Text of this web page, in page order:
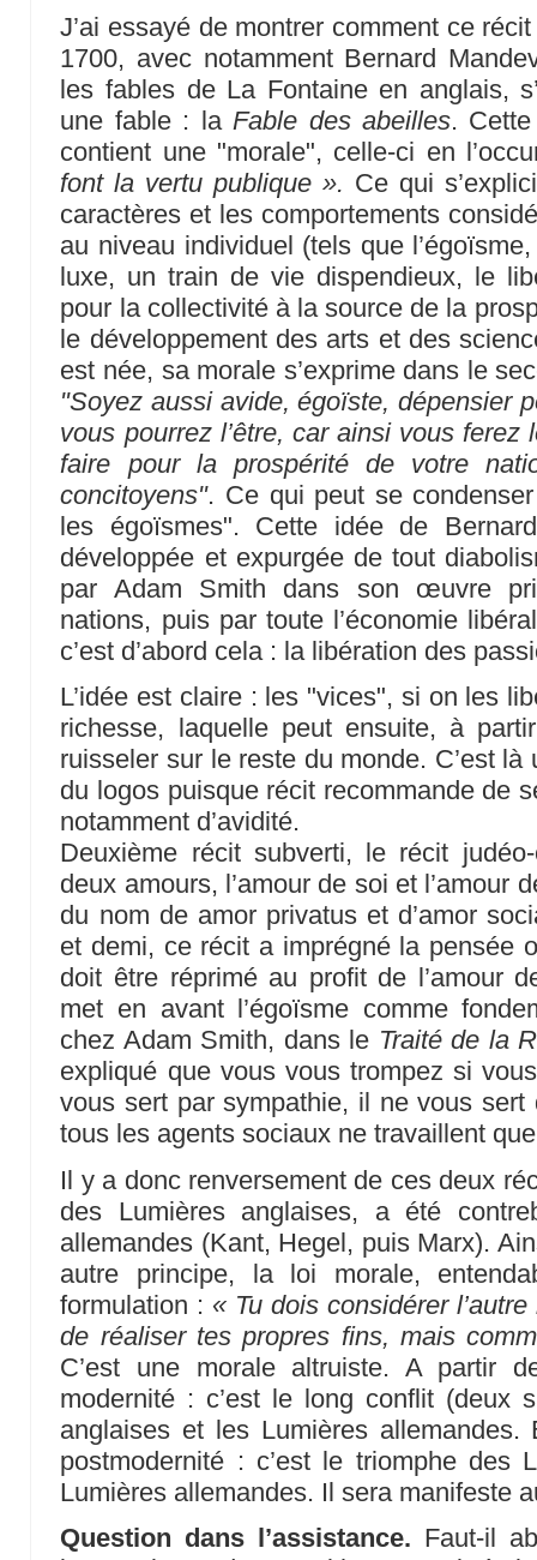
J’ai essayé de montrer comment ce
1700, avec notamment Bernard
les fables de La Fontaine en anglais,
une fable : laFable des abeilles.
contient une "morale", celle-ci en
font la vertu publique ». Ce qui
caractères et les comportements
au niveau individuel (tels que
luxe, un train de vie dispendieux, le
pour la collectivité à la source de la
le développement des arts et des
est née, sa morale s’exprime dans le
"Soyez aussi avide, égoïste, dépensier
vous pourrez l’être, car ainsi vous
faire pour la prospérité de votre
concitoyens". Ce qui peut se
les égoïsmes". Cette idée de
développée et expurgée de tout
par Adam Smith dans son œuvre
nations, puis par toute l’économie
c’est d’abord cela : la libération des
L’idée est claire : les "vices", si on les
richesse, laquelle peut ensuite, à
ruisseler sur le reste du monde. C’est
du logos puisque récit recommande de
notamment d’avidité.
Deuxième récit subverti, le récit
deux amours, l’amour de soi et l’amour
du nom de amor privatus et d’amor
et demi, ce récit a imprégné la pensée
doit être réprimé au profit de l’amour
met en avant l’égoïsme comme
chez Adam Smith, dans le Traité de la
expliqué que vous vous trompez si
vous sert par sympathie, il ne vous
tous les agents sociaux ne travaillent
Il y a donc renversement de ces deux
des Lumières anglaises, a été
allemandes (Kant, Hegel, puis Marx).
autre principe, la loi morale,
formulation : « Tu dois considérer
de réaliser tes propres fins, mais
C’est une morale altruiste. A partir
modernité : c’est le long conflit (deux
anglaises et les Lumières
postmodernité : c’est le triomphe des
Lumières allemandes. Il sera manifeste
Question dans l’assistance. Faut-il